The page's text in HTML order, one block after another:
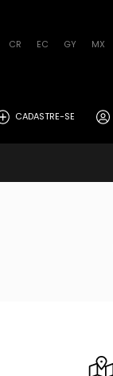
CR EC GY MX
CADASTRE-SE